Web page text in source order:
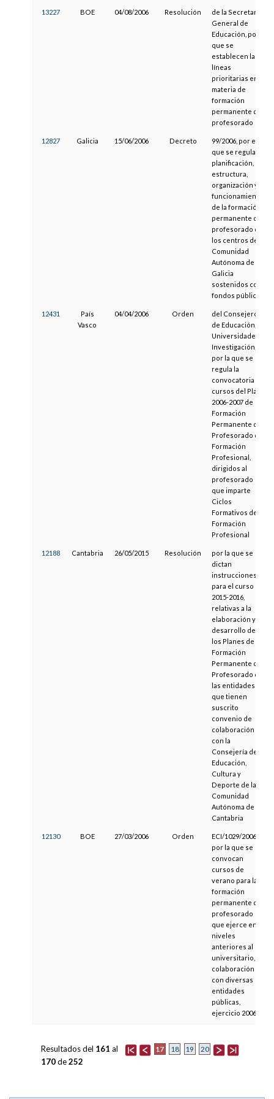
13227 BOE 04/08/2006 Resolución
de la Secretaría
General de
Educación, por la
que se
establecen las
líneas
prioritarias en
materia de
formación
permanente del
profesorado
12827 Galicia 15/06/2006 Decreto
99/2006, por el
que se regula la
planificación,
estructura,
organización y
funcionamiento
de la formación
permanente del
profesorado de
los centros de la
Comunidad
Autónoma de
Galicia
sostenidos con
fondos públicos
12431
País
Vasco
04/04/2006 Orden
del Consejero
de Educación,
Universidades e
Investigación,
por la que se
regula la
convocatoria de
cursos del Plan
2006-2007 de
Formación
Permanente del
Profesorado de
Formación
Profesional,
dirigidos al
profesorado
que imparte
Ciclos
Formativos de
Formación
Profesional
12188 Cantabria 26/05/2015 Resolución
por la que se
dictan
instrucciones,
para el curso
2015-2016,
relativas a la
elaboración y
desarrollo de
los Planes de
Formación
Permanente del
Profesorado de
las entidades
que tienen
suscrito
convenio de
colaboración
con la
Consejería de
Educación,
Cultura y
Deporte de la
Comunidad
Autónoma de
Cantabria
12130 BOE 27/03/2006 Orden
ECI/1029/2006,
por la que se
convocan
cursos de
verano para la
formación
permanente del
profesorado
que ejerce en
niveles
anteriores al
universitario, en
colaboración
con diversas
entidades
públicas,
ejercicio 2006
17 18 19 20
Resultados del 161 al
170de252